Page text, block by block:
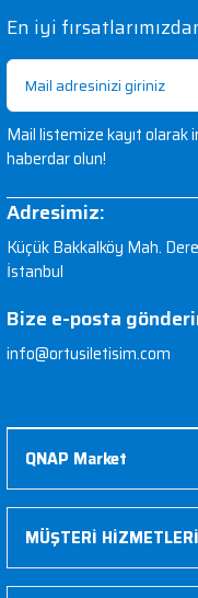
En iyi
Mail listemize kayıt olarak
haberdar olun!
Adresimiz:
Küçük Bakkalköy Mah.
İstanbul
Bize e-posta
info@ortusiletisim.com
QNAP Market
MÜŞTERİ HİZMETLERİ